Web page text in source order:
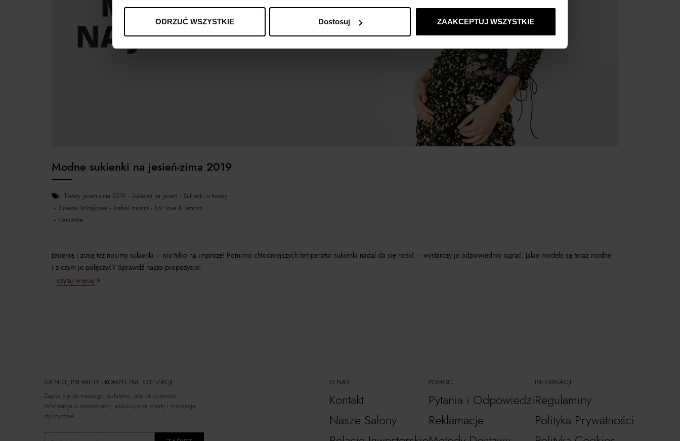
ODRZUĆ WSZYSTKIE Dostosuj ZAAKCEPTUJ WSZYSTKIE
Modne sukienki na jesień-zima 2019
trendy jesień-zima 2019 sukienki na jesień
sukienki w kwiaty
sukienki koktajlowe
isabel marant
for love & lemons
nanushka
Jesienią i zimą też nosimy sukienki – nie tylko na imprezę! Pomimo chłodniejszych temperatur sukienki nadal da się nosić – wystarczy je odpowiednio ograć. Jakie modele są teraz modne
i z czym je połączyć? Sprawdź nasze propozycje!
czytaj więcej
TRENDY, PREMIERY I KOMPLETNE STYLIZACJE
Zapisz się do naszego biuletynu, aby otrzymywać
informacje o nowościach, ekskluzywne oferty i inspiracje
stylistyczne.
O NAS
Kontakt
Nasze Salony
POMOC
Pytania i Odpowiedzi
Reklamacje
INFORMACJE
Regulaminy
Polityka Prywatności